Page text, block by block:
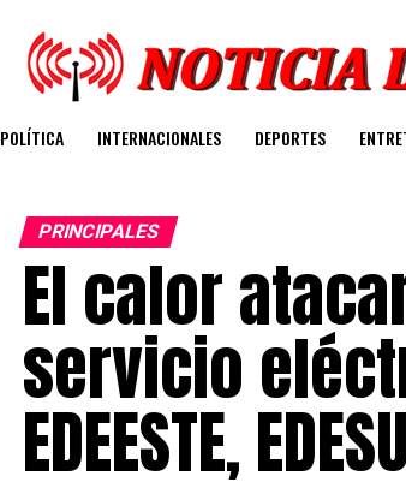
POLÍTICA INTERNACIONALES DEPORTES
PRINCIPALES
El calor
servicio
EDEESTE,